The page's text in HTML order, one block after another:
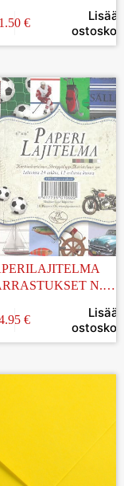
1.50 €
Lisää
N.
€
Lisää